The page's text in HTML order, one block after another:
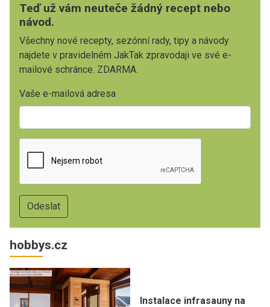
Teď už vám neuteče žádný recept nebo
návod.
Všechny nové recepty, sezónní rady, tipy a návody
najdete v pravidelném JakTak zpravodaji ve své e-
mailové schránce. ZDARMA.
Vaše e-mailová adresa
hobbys.cz
Instalace infrasauny na